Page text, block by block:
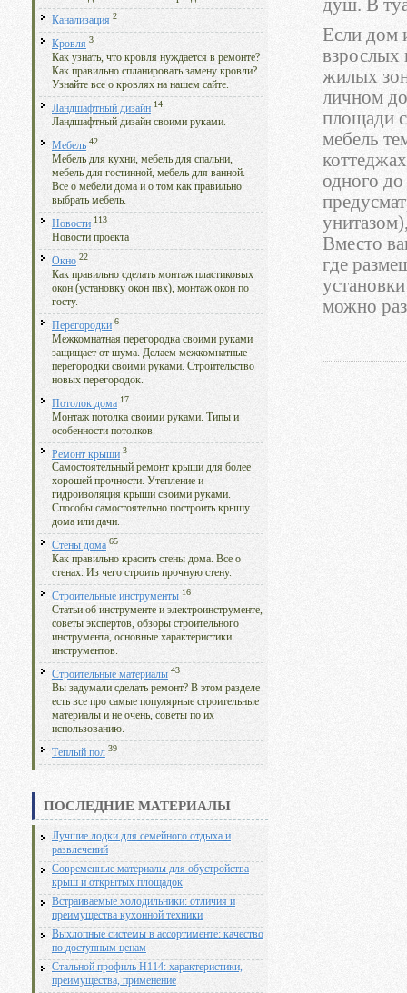
Канализация 2
Кровля 3
Как узнать, что кровля нуждается в ремонте?
Как правильно спланировать замену кровли?
Узнайте все о кровлях на нашем сайте.
Ландшафтный дизайн 14
Ландшафтный дизайн своими руками.
Мебель 42
Мебель для кухни, мебель для спальни,
мебель для гостинной, мебель для ванной.
Все о мебели дома и о том как правильно
выбрать мебель.
Новости 113
Новости проекта
Окно 22
Как правильно сделать монтаж пластиковых
окон (установку окон пвх), монтаж окон по
госту.
Перегородки 6
Межкомнатная перегородка своими руками
защищает от шума. Делаем межкомнатные
перегородки своими руками. Строительство
новых перегородок.
Потолок дома 17
Монтаж потолка своими руками. Типы и
особенности потолков.
Ремонт крыши 3
Самостоятельный ремонт крыши для более
хорошей прочности. Утепление и
гидроизоляция крыши своими руками.
Способы самостоятельно построить крышу
дома или дачи.
Стены дома 65
Как правильно красить стены дома. Все о
стенах. Из чего строить прочную стену.
Строительные инструменты 16
Статьи об инструменте и электроинструменте,
советы экспертов, обзоры строительного
инструмента, основные характеристики
инструментов.
Строительные материалы 43
Вы задумали сделать ремонт? В этом разделе
есть все про самые популярные строительные
материалы и не очень, советы по их
использованию.
Теплый пол 39
ПОСЛЕДНИЕ МАТЕРИАЛЫ
Лучшие лодки для семейного отдыха и
развлечений
Современные материалы для обустройства
крыш и открытых площадок
Встраиваемые холодильники: отличия и
преимущества кухонной техники
Выхлопные системы в ассортименте: качество
по доступным ценам
Стальной профиль Н114: характеристики,
преимущества, применение
душ. В
Если дом
взрослых
жилых
личном
площади
мебель
одного до
Вместо
где
можно